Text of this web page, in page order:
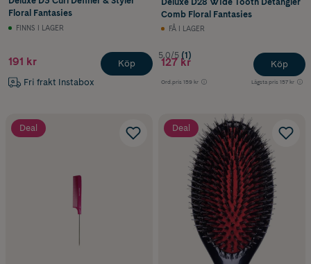
Floral Fantasies
FINNS I LAGER
191 kr
Fri frakt Instabox
Köp
Comb Floral Fantasies
FÅ I LAGER
5.0/5 (1)
127 kr
Ord.pris 159 kr Lägsta pris 157 kr
Köp
Deal Deal